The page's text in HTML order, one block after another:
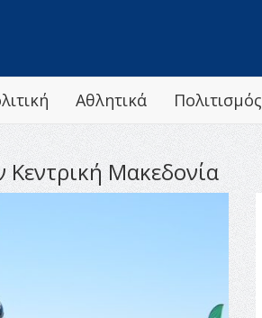
Αθλητικά Πολιτισμός
Κεντρική Μακεδονία